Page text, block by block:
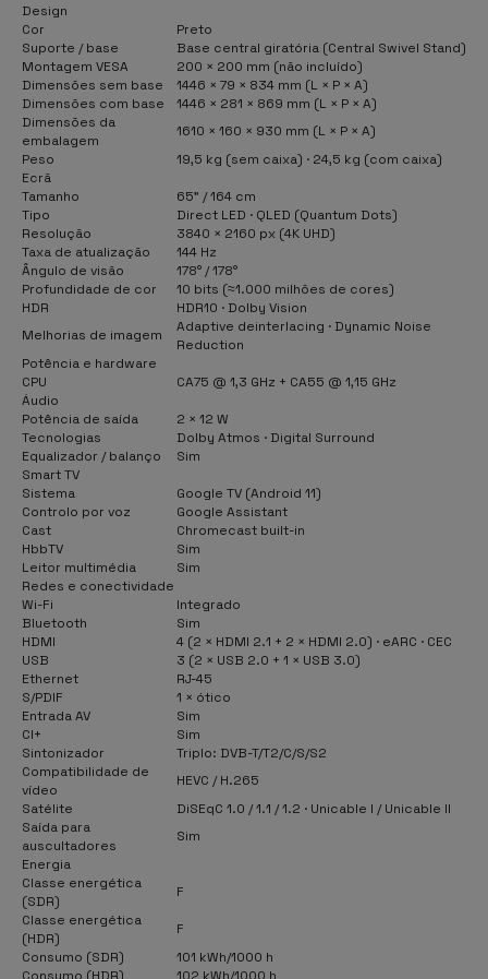
Design
Cor
Preto
Suporte / base
Base central giratória (Central Swivel Stand)
Montagem VESA
200 × 200 mm (não incluído)
Dimensões sem base
1446 × 79 × 834 mm (L × P × A)
Dimensões com base
1446 × 281 × 869 mm (L × P × A)
Dimensões da
embalagem
1610 × 160 × 930 mm (L × P × A)
Peso
19,5 kg (sem caixa) · 24,5 kg (com caixa)
Ecrã
Tamanho
65" / 164 cm
Tipo
Direct LED · QLED (Quantum Dots)
Resolução
3840 × 2160 px (4K UHD)
Taxa de atualização
144 Hz
Ângulo de visão
178° / 178°
Profundidade de cor
10 bits (≈1.000 milhões de cores)
HDR
HDR10 · Dolby Vision
Melhorias de imagem
Adaptive deinterlacing · Dynamic Noise
Reduction
Potência e hardware
CPU
CA75 @ 1,3 GHz + CA55 @ 1,15 GHz
Áudio
Potência de saída
2 × 12 W
Tecnologias
Dolby Atmos · Digital Surround
Equalizador / balanço
Sim
Smart TV
Sistema
Google TV (Android 11)
Controlo por voz
Google Assistant
Cast
Chromecast built-in
HbbTV
Sim
Leitor multimédia
Sim
Redes e conectividade
Wi-Fi
Integrado
Bluetooth
Sim
HDMI
4 (2 × HDMI 2.1 + 2 × HDMI 2.0) · eARC · CEC
USB
3 (2 × USB 2.0 + 1 × USB 3.0)
Ethernet
RJ-45
S/PDIF
1 × ótico
Entrada AV
Sim
CI+
Sim
Sintonizador
Triplo: DVB-T/T2/C/S/S2
Compatibilidade de
vídeo
HEVC / H.265
Satélite
DiSEqC 1.0 / 1.1 / 1.2 · Unicable I / Unicable II
Saída para
auscultadores
Sim
Energia
Classe energética
(SDR)
F
Classe energética
(HDR)
F
Consumo (SDR)
101 kWh/1000 h
Consumo (HDR)
102 kWh/1000 h